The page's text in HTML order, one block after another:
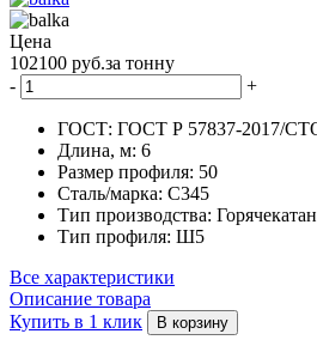
Цена
102100 руб.за тонну
-
+
ГОСТ: ГОСТ Р 57837-2017/
Длина, м: 6
Размер профиля: 50
Сталь/марка: С345
Тип производства:
Тип профиля: Ш5
Все характеристики
Описание товара
Купить в 1 клик
В корзину